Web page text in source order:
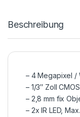
Beschreibung
– 4 Megapixel /
– 1/3″ Zoll CMOS
– 2,8 mm fix
– 2x IR LED,